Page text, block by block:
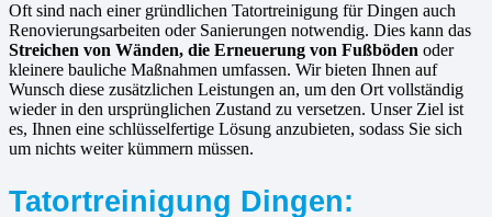
Oft sind nach einer gründlichen Tatortreinigung für Dingen auch
Renovierungsarbeiten oder Sanierungen notwendig. Dies kann das
Streichen von Wänden, die Erneuerung von Fußböden oder
kleinere bauliche Maßnahmen umfassen. Wir bieten Ihnen auf
Wunsch diese zusätzlichen Leistungen an, um den Ort vollständig
wieder in den ursprünglichen Zustand zu versetzen. Unser Ziel ist
es, Ihnen eine schlüsselfertige Lösung anzubieten, sodass Sie sich
um nichts weiter kümmern müssen.
Tatortreinigung Dingen: